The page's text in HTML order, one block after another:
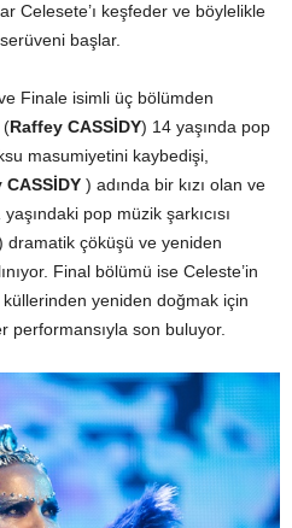
Celesete’ı keşfeder ve böylelikle
başlar.
Finale isimli üç bölümden
(Raffey CASSİDY) 14 yaşında pop
masumiyetini kaybedişi,
CASSİDY ) adında bir kızı olan ve
pop müzik şarkıcısı
dramatik çöküşü ve yeniden
Final bölümü ise Celeste’in
yeniden doğmak için
performansıyla son buluyor.